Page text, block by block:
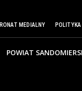
MEDIALNY POLITYKA
POWIAT